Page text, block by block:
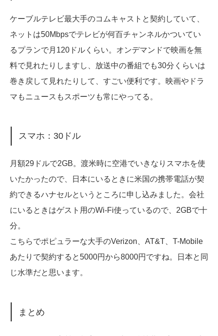
ケーブルテレビ最大手のコムキャストと契約していて、
ネットは50Mbpsでテレビが何百チャンネルかついてい
るプランで月120ドルくらい。オンデマンドで映画を無
料で見れたりしますし、放送中の番組でも30分くらいは
巻き戻して見れたりして、すごい便利です。映画やドラ
マもニュースもスポーツも常にやってる。
スマホ：30ドル
月額29ドルで2GB。渡米時に空港でいきなりスマホを使
いたかったので、日本にいるときに米国の携帯電話が契
約できるハナセルというところに申し込みました。会社
にいるときはゲスト用のWi-Fi使っているので、2GBで十
分。
こちらでポピュラーな大手のVerizon、AT&T、T-Mobile
あたりで契約すると5000円から8000円ですね。日本と同
じ水準だと思います。
まとめ